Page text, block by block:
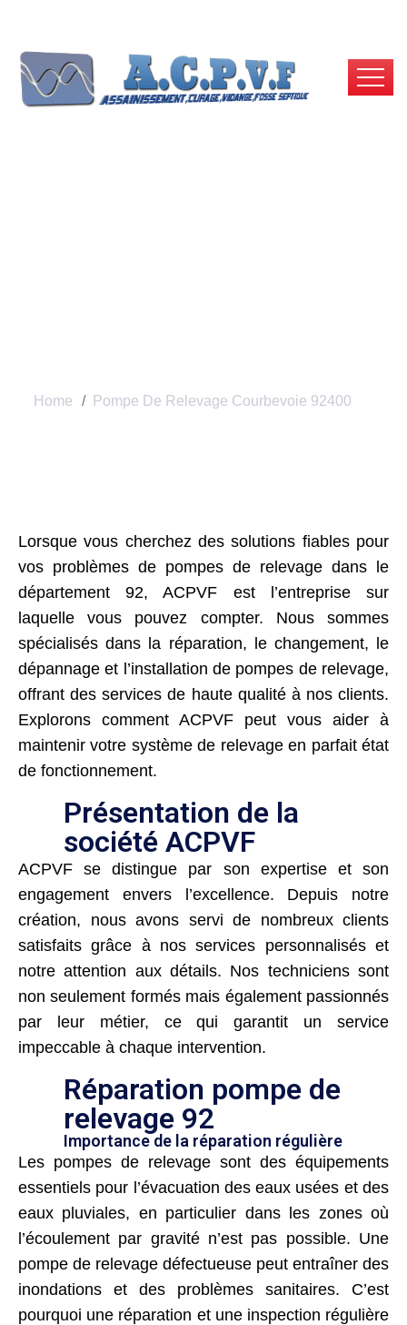
Home Pompe De Relevage Courbevoie 92400
Lorsque vous cherchez des solutions fiables pour
vos problèmes de pompes de relevage dans le
département 92, ACPVF est l’entreprise sur
laquelle vous pouvez compter. Nous sommes
spécialisés dans la réparation, le changement, le
dépannage et l’installation de pompes de relevage,
offrant des services de haute qualité à nos clients.
Explorons comment ACPVF peut vous aider à
maintenir votre système de relevage en parfait état
de fonctionnement.
Présentation de la
société ACPVF
ACPVF se distingue par son expertise et son
engagement envers l’excellence. Depuis notre
création, nous avons servi de nombreux clients
satisfaits grâce à nos services personnalisés et
notre attention aux détails. Nos techniciens sont
non seulement formés mais également passionnés
par leur métier, ce qui garantit un service
impeccable à chaque intervention.
Réparation pompe de
relevage 92
Importance de la réparation régulière
Les pompes de relevage sont des équipements
essentiels pour l’évacuation des eaux usées et des
eaux pluviales, en particulier dans les zones où
l’écoulement par gravité n’est pas possible. Une
pompe de relevage défectueuse peut entraîner des
inondations et des problèmes sanitaires. C’est
pourquoi une réparation et une inspection régulière